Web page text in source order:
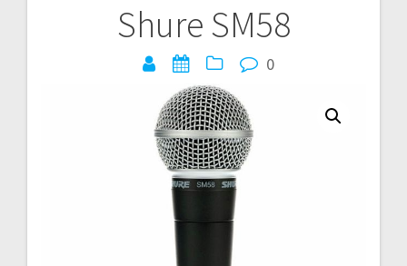
Shure SM58
0
Bericht
navigatie